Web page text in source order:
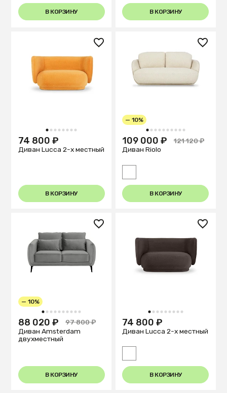
В КОРЗИНУ В КОРЗИНУ
1 2 3 4 5 6 7 8
74 800 ₽
Диван Lucca 2-х местный
В КОРЗИНУ
1 2 3 4 5 6 7 8 9 10
— 10%
109 000 ₽
121 120 ₽
Диван Riolo
В КОРЗИНУ
1 2 3 4 5 6 7 8 9 10
— 10%
88 020 ₽
97 800 ₽
Диван Amsterdam
двухместный
В КОРЗИНУ
1 2 3 4 5 6 7 8 9
74 800 ₽
Диван Lucca 2-х местный
В КОРЗИНУ